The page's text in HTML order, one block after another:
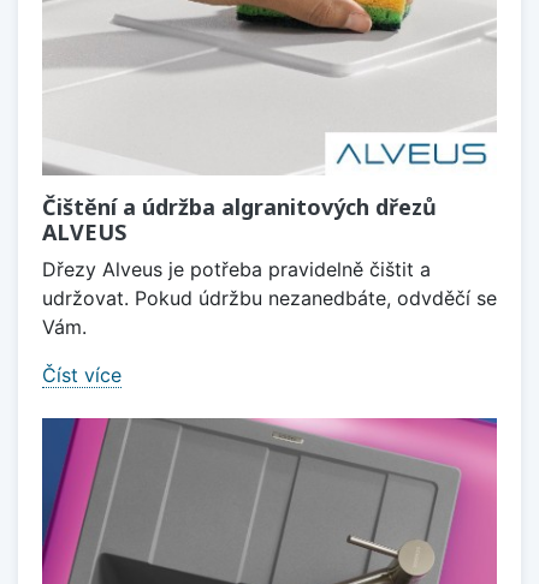
Čištění a údržba algranitových dřezů
ALVEUS
Dřezy Alveus je potřeba pravidelně čištit a
udržovat. Pokud údržbu nezanedbáte, odvděčí se
Vám.
Číst více